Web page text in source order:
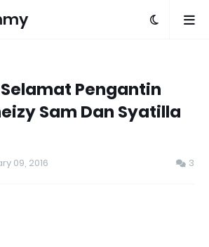
Pengantin
Sam Dan Syatilla
09, 2016 3